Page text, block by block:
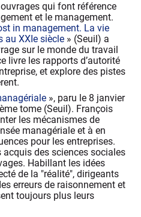
ouvrages qui font référence
et le management.
in management. La vie
au XXIe siècle » (Seuil) a
sur le monde du travail
livre les rapports d’autorité
et explore des pistes
», paru le 8 janvier
tome (Seuil). François
les mécanismes de
managériale et à en
pour les entreprises.
acquis des sciences sociales
Habillant les idées
de la "réalité", dirigeants
erreurs de raisonnement et
toujours plus leurs